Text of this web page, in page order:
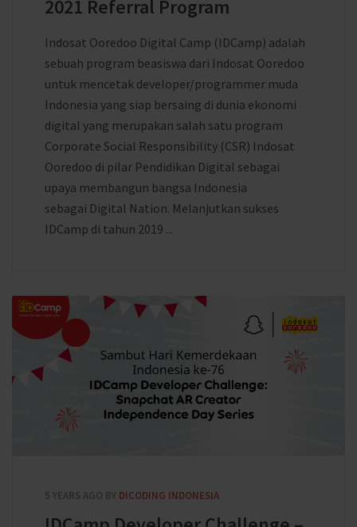
2021 Referral Program
Indosat Ooredoo Digital Camp (IDCamp) adalah
sebuah program beasiswa dari Indosat Ooredoo
untuk mencetak developer/programmer muda
Indonesia yang siap bersaing di dunia ekonomi
digital yang merupakan salah satu program
Corporate Social Responsibility (CSR) Indosat
Ooredoo di pilar Pendidikan Digital sebagai
upaya membangun bangsa Indonesia
sebagai Digital Nation. Melanjutkan sukses
IDCamp di tahun 2019 ...
5 YEARS AGO BY DICODING INDONESIA